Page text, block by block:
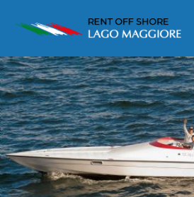
Rent Offshore Lago Maggiore